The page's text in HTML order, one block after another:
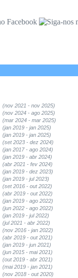
(nov 2021 - nov 2025)
(nov 2024 - ago 2025)
(mar 2024 - mar 2025)
(jan 2019 - jan 2025)
(jan 2019 - jan 2025)
(set 2023 - dez 2024)
(jan 2017 - ago 2024)
(jan 2019 - abr 2024)
(abr 2021 - fev 2024)
(jan 2019 - dez 2023)
(jan 2019 - jul 2023)
(set 2016 - out 2022)
(abr 2019 - out 2022)
(jan 2019 - ago 2022)
(jun 2022 - ago 2022)
(jan 2019 - jul 2022)
(jul 2021 - abr 2022)
(nov 2016 - jan 2022)
(abr 2019 - out 2021)
(jan 2019 - jun 2021)
(jun 2015 - mai 2021)
(out 2019 - abr 2021)
(mai 2019 - jan 2021)
(nov 2018 - out 2020)